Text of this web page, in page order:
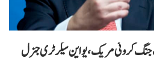
جنگ کروئی مریک، یو این سیکرٹری جنرل